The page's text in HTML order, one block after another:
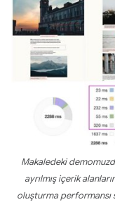
Makaledeki
ayrılmış içerik
oluşturma performansı